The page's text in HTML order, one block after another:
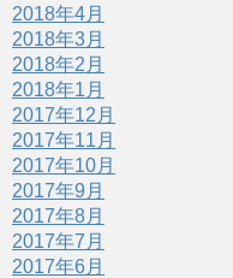
2018年4月
2018年3月
2018年2月
2018年1月
2017年12月
2017年11月
2017年10月
2017年9月
2017年8月
2017年7月
2017年6月